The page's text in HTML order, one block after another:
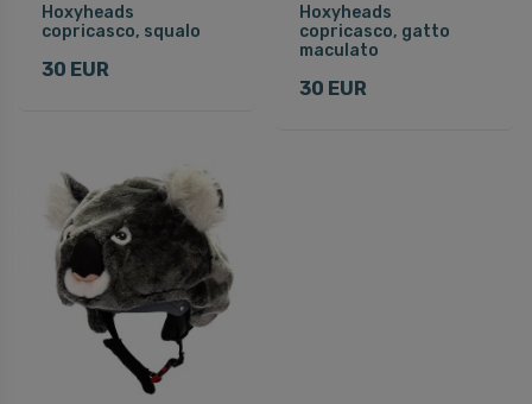
Hoxyheads
copricasco, squalo
30 EUR
Hoxyheads
copricasco, gatto
maculato
30 EUR